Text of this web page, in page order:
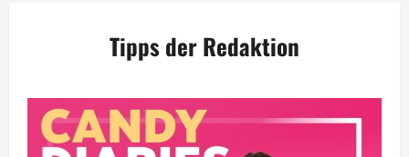
Tipps der Redaktion